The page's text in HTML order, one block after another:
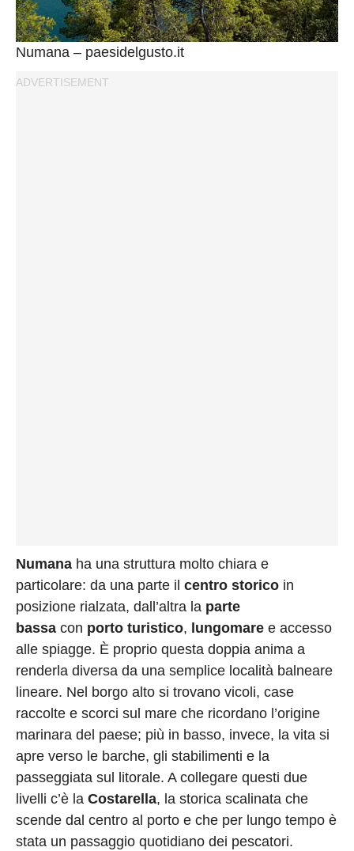
Numana – paesidelgusto.it
Numana ha una struttura molto chiara e
particolare: da una parte il centro storico in
posizione rialzata, dall’altra la parte
bassa con porto turistico, lungomare e accesso
alle spiagge. È proprio questa doppia anima a
renderla diversa da una semplice località balneare
lineare. Nel borgo alto si trovano vicoli, case
raccolte e scorci sul mare che ricordano l’origine
marinara del paese; più in basso, invece, la vita si
apre verso le barche, gli stabilimenti e la
passeggiata sul litorale. A collegare questi due
livelli c’è la Costarella, la storica scalinata che
scende dal centro al porto e che per lungo tempo è
stata un passaggio quotidiano dei pescatori.